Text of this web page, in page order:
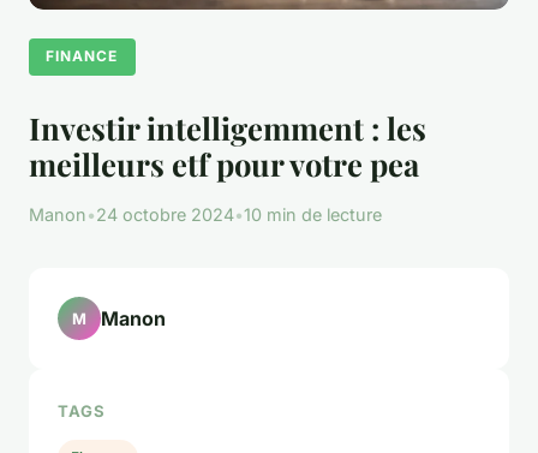
FINANCE
Investir intelligemment : les
meilleurs etf pour votre pea
Manon•24 octobre 2024•10 min de lecture
M Manon
TAGS